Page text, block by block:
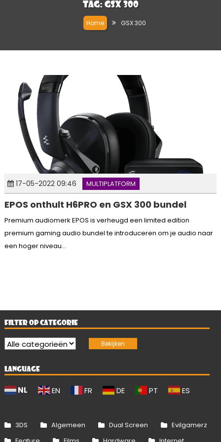
Tag: GSX 300
Home GSX 300
17-05-2022 09:46 MULTIPLATFORM
EPOS onthult H6PRO en GSX 300 bundel
Premium audiomerk EPOS is verheugd een limited edition
premium gaming audio bundel te introduceren om je audio naar
een hoger niveau...
FILTER OP CATEGORIE
LANGUAGE
NL EN FR DE PT ES
3DS Algemeen Dual Screen
Evilgamerz